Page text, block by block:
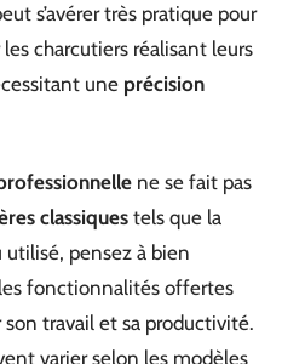
s’avérer très pratique pour
charcutiers réalisant leurs
une précision
ne se fait pas
classiquestels que la
pensez à bien
fonctionnalités offertes
son travail et sa productivité.
varier selon les modèles